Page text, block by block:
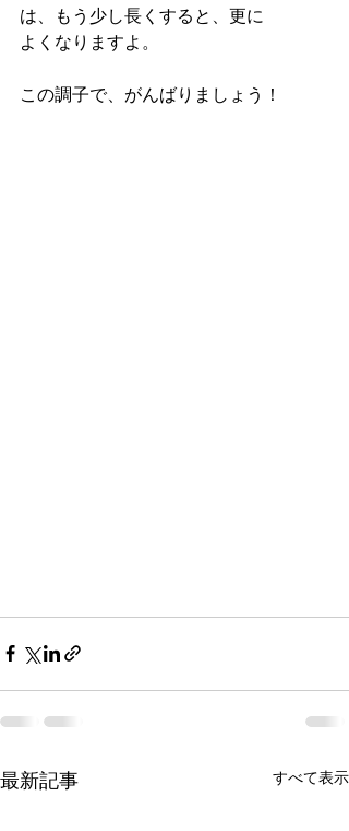
は、もう少し長くすると、更に
よくなりますよ。
この調子で、がんばりましょう！
最新記事 すべて表示